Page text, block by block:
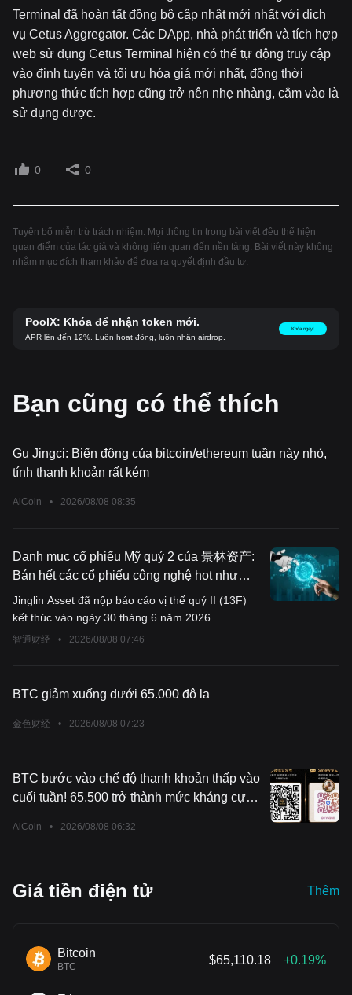
Terminal đã hoàn tất đồng bộ cập nhật mới nhất với dịch
vụ Cetus Aggregator. Các DApp, nhà phát triển và tích hợp
web sử dụng Cetus Terminal hiện có thể tự động truy cập
vào định tuyến và tối ưu hóa giá mới nhất, đồng thời
phương thức tích hợp cũng trở nên nhẹ nhàng, cắm vào là
sử dụng được.
0 0
Tuyên bố miễn trừ trách nhiệm: Mọi thông tin trong bài viết đều thể hiện
quan điểm của tác giả và không liên quan đến nền tảng. Bài viết này không
nhằm mục đích tham khảo để đưa ra quyết định đầu tư.
PoolX: Khóa để nhận token mới.
APR lên đến 12%. Luôn hoạt động, luôn nhận airdrop.
Khóa ngay!
Bạn cũng có thể thích
Gu Jingci: Biến động của bitcoin/ethereum tuần này nhỏ,
tính thanh khoản rất kém
AiCoin • 2026/08/08 08:35
Danh mục cổ phiếu Mỹ quý 2 của 景林资产:
Bán hết các cổ phiếu công nghệ hot như
Meta (META.US), mua vào các công ty trong
chuỗi cung ứng AI như ASML (ASML.US)
Jinglin Asset đã nộp báo cáo vị thế quý II (13F)
kết thúc vào ngày 30 tháng 6 năm 2026.
智通财经 • 2026/08/08 07:46
BTC giảm xuống dưới 65.000 đô la
金色财经 • 2026/08/08 07:23
BTC bước vào chế độ thanh khoản thấp vào
cuối tuần! 65.500 trở thành mức kháng cự
AiCoin • 2026/08/08 06:32
Giá tiền điện tử Thêm
Bitcoin
BTC
$65,110.18 +0.19%